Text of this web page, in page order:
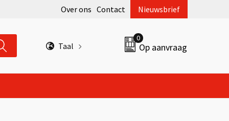
Over ons Contact Nieuwsbrief
Taal
0
Op aanvraag